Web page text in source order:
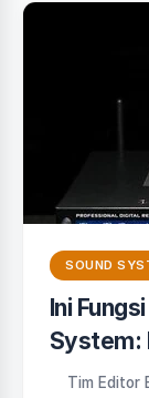
SOUND
Ini
System:
Tim Editor